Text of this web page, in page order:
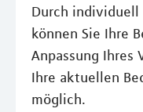
Durch
können Sie Ihre
Anpassung Ihres
Ihre aktuellen
möglich.